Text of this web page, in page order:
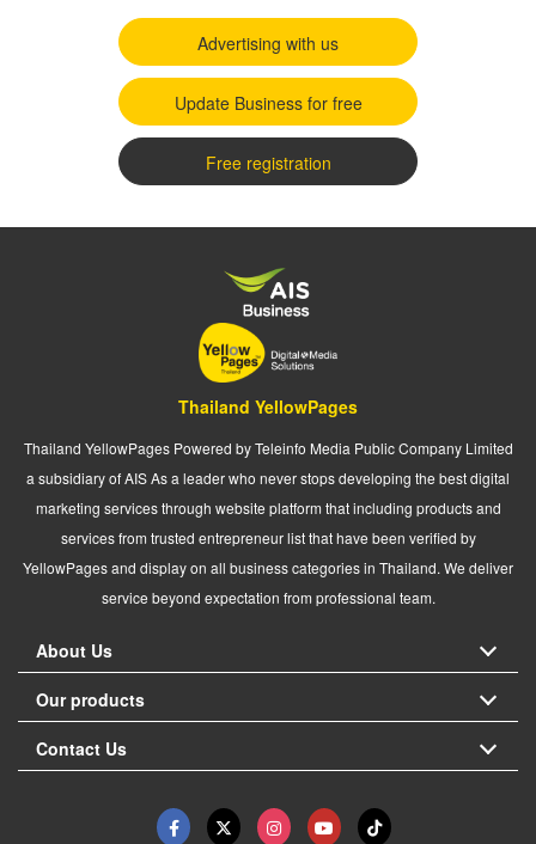
Advertising with us
Update Business for free
Free registration
Thailand YellowPages
Thailand YellowPages Powered by Teleinfo Media Public Company Limited
a subsidiary of AIS As a leader who never stops developing the best digital
marketing services through website platform that including products and
services from trusted entrepreneur list that have been verified by
YellowPages and display on all business categories in Thailand. We deliver
service beyond expectation from professional team.
About Us
Our products
Contact Us